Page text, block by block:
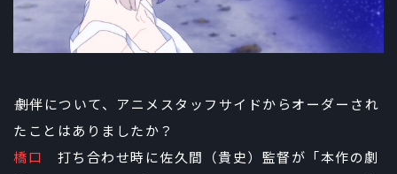
――劇伴について、アニメスタッフサイドからオーダーされ
たことはありましたか？
橋口 打ち合わせ時に佐久間（貴史）監督が「本作の劇